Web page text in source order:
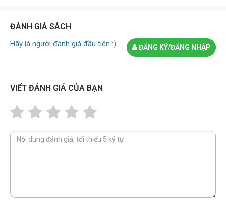
ĐÁNH GIÁ SÁCH
Hãy là người đánh giá đầu tiên :) ĐĂNG KÝ/ĐĂNG NHẬP
VIẾT ĐÁNH GIÁ CỦA BẠN